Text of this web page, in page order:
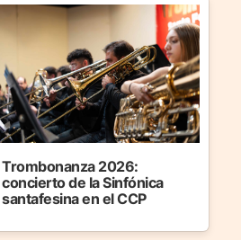
Trombonanza 2026:
concierto de la Sinfónica
santafesina en el CCP